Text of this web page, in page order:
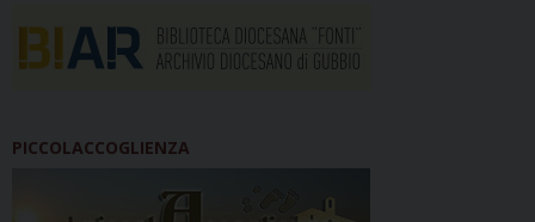
PICCOLACCOGLIENZA